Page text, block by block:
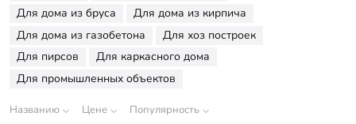
Для дома из бруса
Для дома из кирпича
Для дома из газобетона
Для хоз построек
Для пирсов
Для каркасного дома
Для промышленных объектов
Названию Цене Популярность